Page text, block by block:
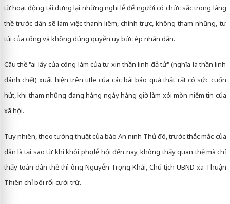
từ hoạt động tái dựng lại những nghi lễ để người có chức sắc trong làng
thề trước dân sẽ làm việc thanh liêm, chính trực, không tham nhũng, tư
túi của công và không dùng quyền uy bức ép nhân dân.
Câu thề "ai lấy của công làm của tư xin thần linh đả tử" (nghĩa là thần linh
đánh chết) xuất hiện trên title của các bài báo quả thật rất có sức cuốn
hút, khi tham nhũng đang hàng ngày hàng giờ làm xói mòn niềm tin của
xã hội.
Tuy nhiên, theo tường thuật của báo An ninh Thủ đô, trước thắc mắc của
dân là tại sao từ khi khôi phục lễ hội đến nay, không thấy quan thề mà chỉ
thấy toàn dân thề thì ông Nguyễn Trọng Khải, Chủ tịch UBND xã Thuận
Thiên chỉ bối rối cười trừ.